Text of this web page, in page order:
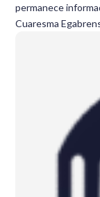
permanece
Cuaresma